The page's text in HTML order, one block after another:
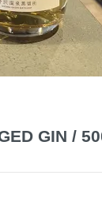
GIN /